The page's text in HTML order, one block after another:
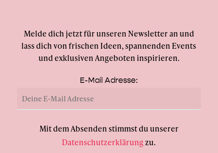
Melde dich jetzt für unseren Newsletter an und
lass dich von frischen Ideen, spannenden Events
und exklusiven Angeboten inspirieren.
E-Mail Adresse:
Mit dem Absenden stimmst du unserer
Datenschutzerklärungzu.